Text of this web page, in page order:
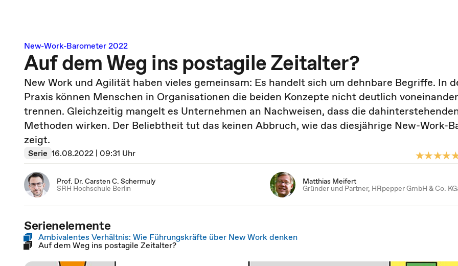
New-Work-Barometer 2022
Auf dem Weg ins postagile Zeitalter?
New Work und Agilität haben vieles gemeinsam: Es handelt sich um dehn­bare Begriffe. In
Praxis können Menschen in ­Orga­ni­sa­tionen die beiden Konzepte nicht deut­lich von­einander
trennen. Gleich­zeitig mangelt es Unter­nehmen an Nach­weisen, dass die
Methoden wirken. Der Beliebtheit tut das keinen Abbruch, wie das dies­jährige New-Work-
zeigt.
Serie 16.08.2022 | 09:31 Uhr
Prof. Dr. Carsten C. Schermuly
SRH Hochschule Berlin
Matthias Meifert
Gründer und Partner, HRpepper GmbH & Co.
Serienelemente
Ambivalentes Verhältnis: Wie Führungskräfte über New Work denken
Auf dem Weg ins postagile Zeitalter?